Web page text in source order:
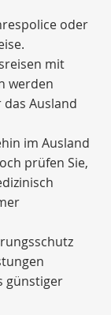
oder
mit
werden
Ausland
im Ausland
prüfen Sie,
günstiger